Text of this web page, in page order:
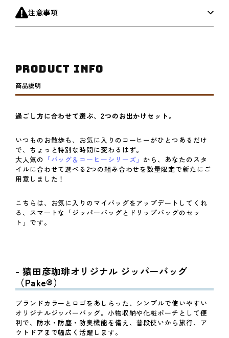
減
ら
や
注意事項
PRODUCT INFO
商品説明
過ごし方に合わせて選ぶ、2つのお出かけセット。
いつものお散歩も、お気に入りのコーヒーがひとつあるだけ
で、ちょっと特別な時間に変わるはず。
大人気の 「バッグ＆コーヒーシリーズ」 から、あなたのスタ
イルに合わせて選べる2つの組み合わせを数量限定で新たにご
用意しました！
こちらは、お気に入りのマイバッグをアップデートしてくれ
る、スマートな「ジッパーバッグとドリップバッグのセッ
ト」です。
- 猿田彦珈琲オリジナル ジッパーバッグ
（Pake®）
ブランドカラーとロゴをあしらった、シンプルで使いやすい
オリジナルジッパーバッグ。小物収納や化粧ポーチとして便
利で、防水・防塵・防臭機能を備え、普段使いから旅行、ア
ウトドアまで幅広く活躍します。